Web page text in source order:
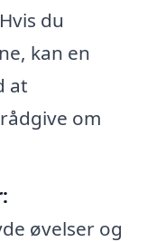
Hvis du
kan en
at
om
øvelser og